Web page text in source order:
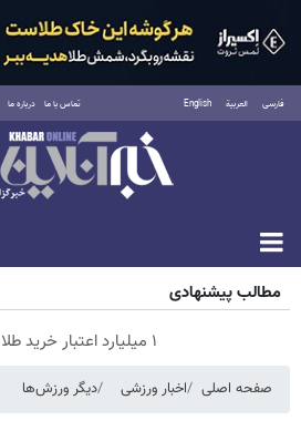
فارسی العربية English تماس با ما درباره ما
جمعه ۱۶ مرداد ۱۴۰۵
مطالب پیشنهادی
۱ میلیارد اعتبار خرید طلا | بدون ضامن و چک
صفحه اصلی اخبار ورزشی دیگر ورزش‌ها